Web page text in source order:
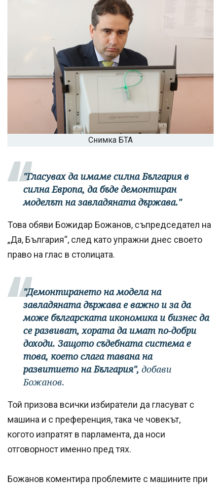
Снимка БТА
"Гласувах да имаме силна България в
силна Европа, да бъде демонтиран
моделът на завладяната държава."
Това обяви Божидар Божанов, съпредседател на
„Да, България“, след като упражни днес своето
право на глас в столицата.
"Демонтирането на модела на
завладяната държава е важно и за да
може българската икономика и бизнес да
се развиват, хората да имат по-добри
доходи. Защото съдебната система е
това, което слага тавана на
развитието на България", добави
Божанов.
Той призова всички избиратели да гласуват с
машина и с преференция, така че човекът,
когото изпратят в парламента, да носи
отговорност именно пред тях.
Божанов коментира проблемите с машините при